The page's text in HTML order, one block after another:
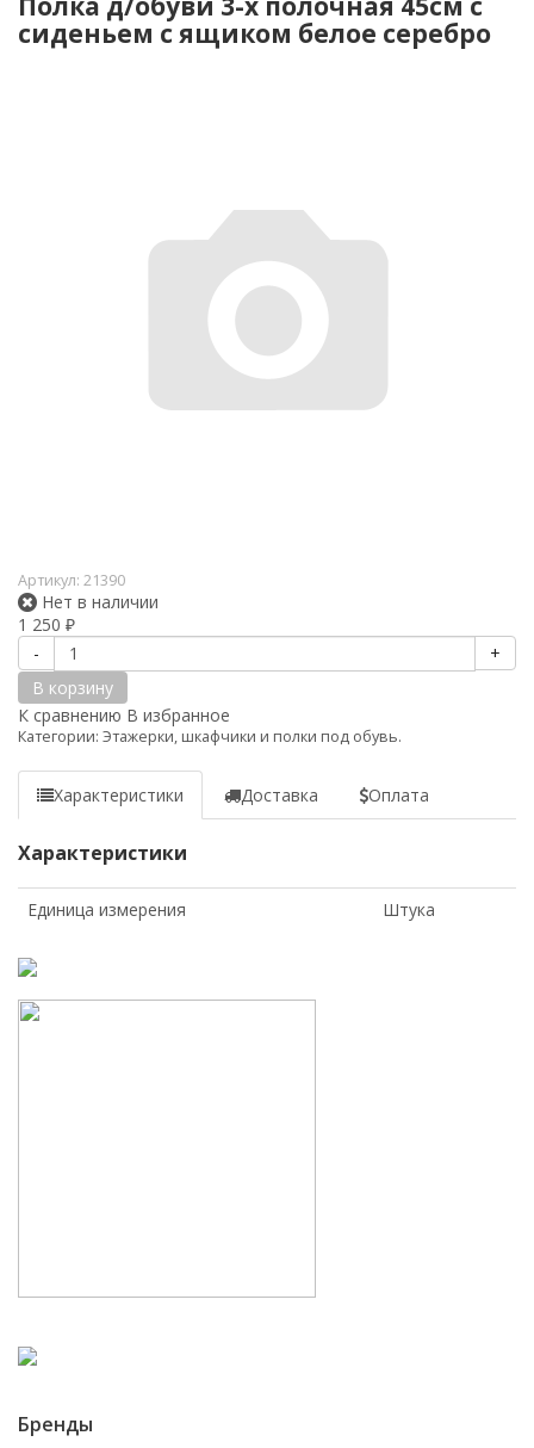
сиденьем с ящиком белое серебро
Артикул: 21390
Нет в наличии
1 250 ₽
-
+
В корзину
К сравнению В избранное
Категории: Этажерки, шкафчики и полки под обувь.
Характеристики Доставка Оплата
Характеристики
Единица измерения Штука
Бренды